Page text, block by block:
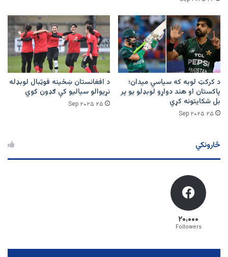
د کرکټ لوبه که سیاسي میدان؛
پاکستان او هند دواړو لوبډلو یو پر
بل شکایتونه کړي
۲۵ Sep ۲۰۲۵
د افغانستان ښځينه فوټبال لوبډله
نړیوالو سیالیو کې ګډون کوي
۲۵ Sep ۲۰۲۵
څارونکي
۲۰،۰۰۰
Followers